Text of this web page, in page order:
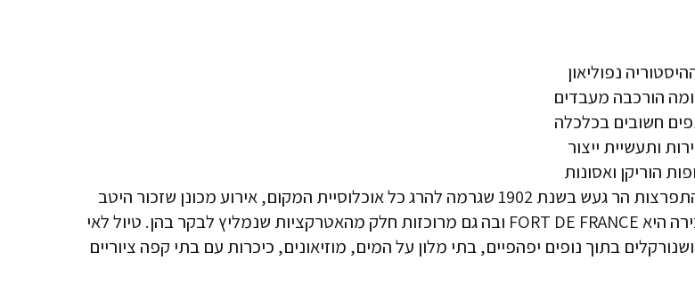
נפוליאון
הורכבה מעבדים
חשובים בכלכלה
ותעשיית ייצור
האזור ידע סופות הוריקן ואסונות
טבע, העיר 'סאן-פייר' שבמרטיניק עברה חורבן מוחלט בעקבות התפרצות הר געש בשנת 1902 שגרמה להרג כל אוכלוסיית המקום, אירוע מכונן שזכור היטב
בהיסטוריה של האי. כיום חיים במרטיניק כ-400,000 איש. עיר הבירה היא FORT DE FRANCE ובה גם מרוכזות חלק מהאטרקציות שנמליץ לבקר בהן. טיול לאי
בתוך נופים יפהפיים, בתי מלון על המים, מוזיאונים, כיכרות עם בתי קפה ציוריים